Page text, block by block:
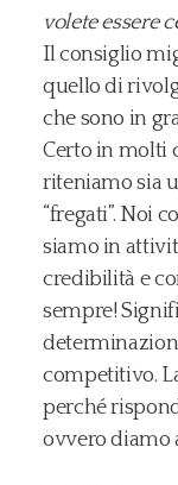
volete essere
Il consiglio
quello di
che sono in
Certo in molti
riteniamo sia
“fregati”. Noi
siamo in
credibilità e
sempre!
competitivo.
perché
ovvero diamo